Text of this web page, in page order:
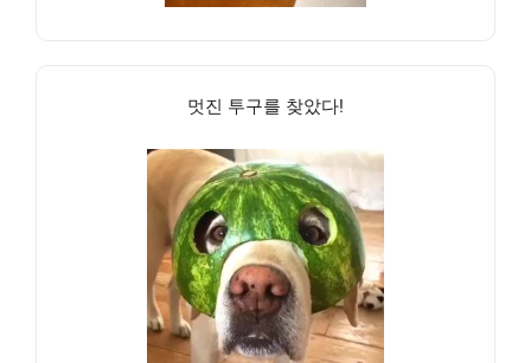
멋진 투구를 찾았다!